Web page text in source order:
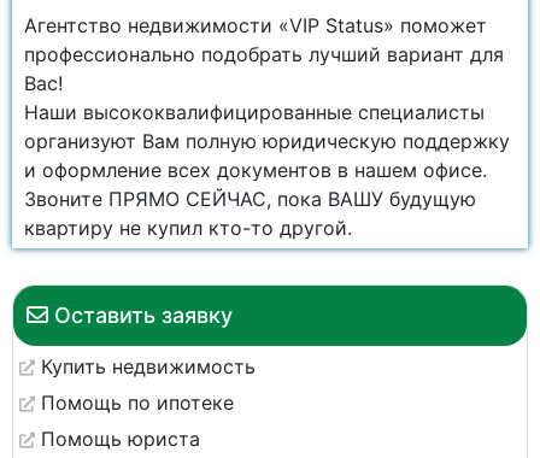
Оставить заявку
Купить недвижимость
Помощь по ипотеке
Помощь юриста
Агентство недвижимости «VIP Status» поможет
профессионально подобрать лучший вариант для
Вас!
Наши высококвалифицированные специалисты
организуют Вам полную юридическую поддержку
и оформление всех документов в нашем офисе.
Звоните ПРЯМО СЕЙЧАС, пока ВАШУ будущую
квартиру не купил кто-то другой.